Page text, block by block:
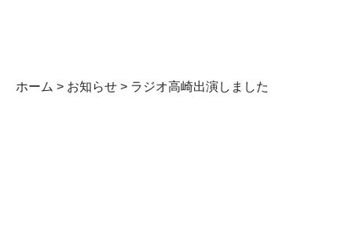
ホーム > お知らせ > ラジオ高崎出演しました